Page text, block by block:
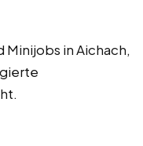
in Aichach,